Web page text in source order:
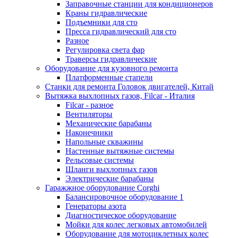
Заправочные станции для кондиционеров
Краны гидравлические
Подъемники для сто
Пресса гидравлический для сто
Разное
Регулировка света фар
Траверсы гидравлические
Оборудование для кузовного ремонта
Платформенные стапели
Станки для ремонта Головок двигателей, Китай
Вытяжка выхлопных газов, Filcar - Италия
Filcar - разное
Вентиляторы
Механические барабаны
Наконечники
Напольные скважины
Настенные вытяжные системы
Рельсовые системы
Шланги выхлопных газов
Электрические барабаны
Гаражжное оборудование Corghi
Балансировочное оборудование 1
Генераторы азота
Диагностическое оборудование
Мойки для колес легковых автомобилей
Оборудование для мотоциклетных колес